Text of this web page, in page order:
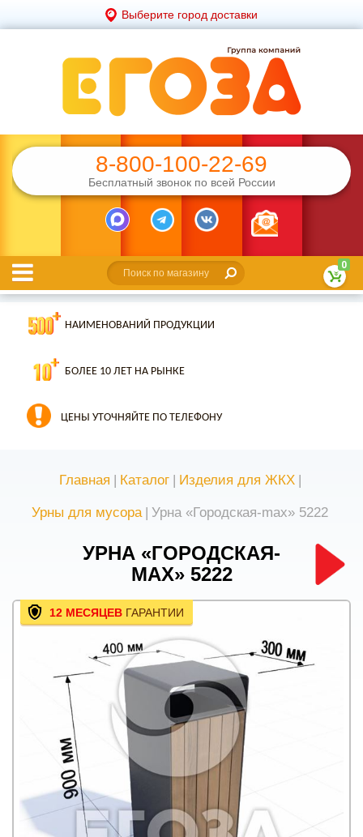
Выберите город доставки
8-800-100-22-69
Бесплатный звонок по всей России
0
НАИМЕНОВАНИЙ ПРОДУКЦИИ
БОЛЕЕ 10 ЛЕТ НА РЫНКЕ
ЦЕНЫ УТОЧНЯЙТЕ ПО ТЕЛЕФОНУ
Главная | Каталог | Изделия для ЖКХ |
Урны для мусора | Урна «Городская-max» 5222
УРНА «ГОРОДСКАЯ-
MAX» 5222
12 МЕСЯЦЕВ ГАРАНТИИ